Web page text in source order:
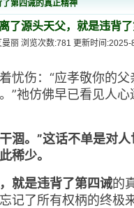
第四诫的真正精神
了源头天父，就是违背
曼丽 浏览次数:781 更新时间
忧伤：“应孝敬你的
”祂仿佛早已看见人
涸。”这话不单是对
稀少。
就是违背了第四诫的
记了所有权柄的终极